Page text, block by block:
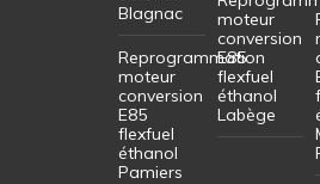
Blagnac
Reprogrammation
moteur
conversion
E85
flexfuel
éthanol
Pamiers
moteur
conversion
E85
flexfuel
éthanol
Labège